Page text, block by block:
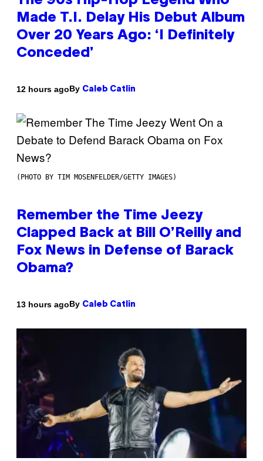
Made T.I. Delay His Debut Album
Over 20 Years Ago: ‘I Definitely
Conceded’
12 hours agoBy Caleb Catlin
(PHOTO BY TIM MOSENFELDER/GETTY IMAGES)
Remember the Time Jeezy
Clapped Back at Bill O’Reilly and
Fox News in Defense of Barack
Obama?
13 hours agoBy Caleb Catlin